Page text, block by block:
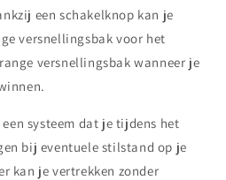
een schakelknop kan je
versnellingsbak voor het
versnellingsbak wanneer je
systeem dat je tijdens het
bij eventuele stilstand op je
kan je vertrekken zonder